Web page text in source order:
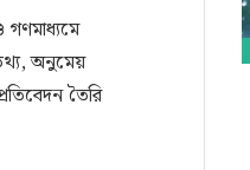
অনুমেয়
তৈরি